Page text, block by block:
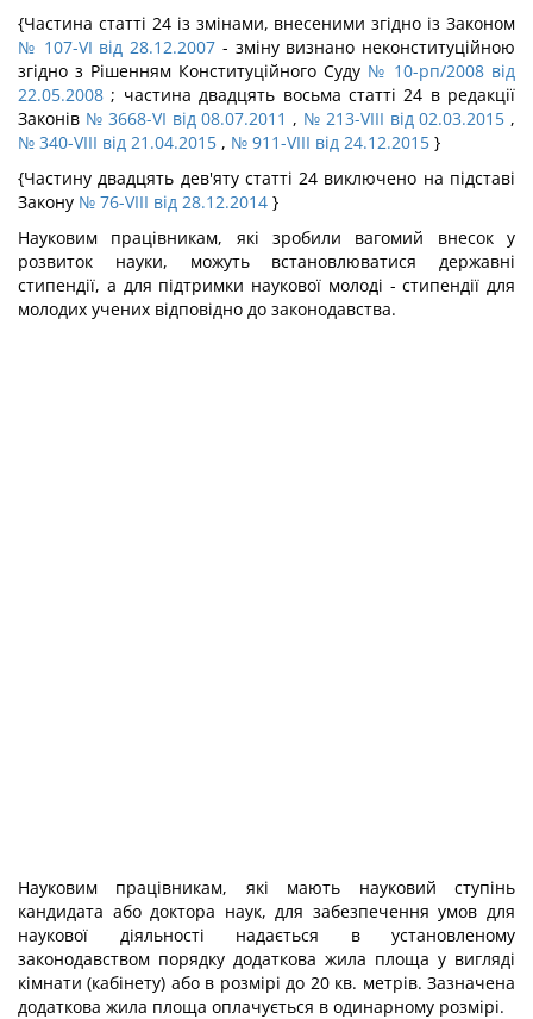
{Частина статті 24 із змінами, внесеними згідно із Законом
№ 107-VI від 28.12.2007 - зміну визнано неконституційною
згідно з Рішенням Конституційного Суду № 10-рп/2008 від
22.05.2008 ; частина двадцять восьма статті 24 в редакції
Законів № 3668-VI від 08.07.2011 , № 213-VIII від 02.03.2015 ,
№ 340-VIII від 21.04.2015 , № 911-VIII від 24.12.2015 }
{Частину двадцять дев'яту статті 24 виключено на підставі
Закону № 76-VIII від 28.12.2014 }
Науковим працівникам, які зробили вагомий внесок у
розвиток науки, можуть встановлюватися державні
стипендії, а для підтримки наукової молоді - стипендії для
молодих учених відповідно до законодавства.
Науковим працівникам, які мають науковий ступінь
кандидата або доктора наук, для забезпечення умов для
наукової діяльності надається в установленому
законодавством порядку додаткова жила площа у вигляді
кімнати (кабінету) або в розмірі до 20 кв. метрів. Зазначена
додаткова жила площа оплачується в одинарному розмірі.